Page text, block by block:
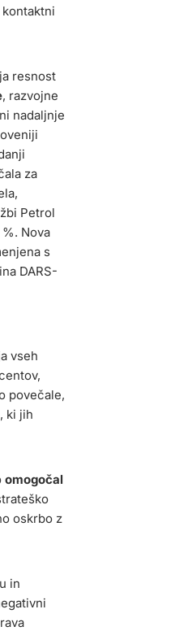
resnost
, razvojne
nadaljnje
za
Petrol
Nova
s
DARS-
vseh
povečale,
ki jih
omogočal
oskrbo z
in